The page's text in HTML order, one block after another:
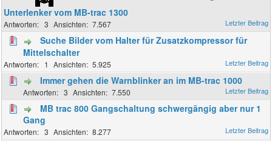
Unterlenker vom MB-trac 1300
3 7.567
Suche Bilder vom Halter für Zusatzkompressor für
Mittelschalter
1 5.925
Immer gehen die Warnblinker an im MB-trac 1000
3 7.550
MB trac 800 Gangschaltung schwergängig aber nur 1
Gang
3 8.277